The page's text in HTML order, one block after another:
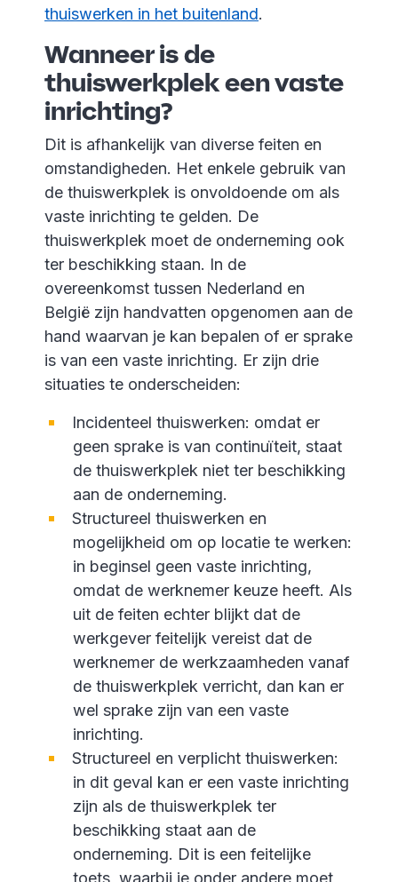
thuiswerken in het buitenland.
Wanneer is de
thuiswerkplek een vaste
inrichting?
Dit is afhankelijk van diverse feiten en
omstandigheden. Het enkele gebruik van
de thuiswerkplek is onvoldoende om als
vaste inrichting te gelden. De
thuiswerkplek moet de onderneming ook
ter beschikking staan. In de
overeenkomst tussen Nederland en
België zijn handvatten opgenomen aan de
hand waarvan je kan bepalen of er sprake
is van een vaste inrichting. Er zijn drie
situaties te onderscheiden:
Incidenteel thuiswerken: omdat er
geen sprake is van continuïteit, staat
de thuiswerkplek niet ter beschikking
aan de onderneming.
Structureel thuiswerken en
mogelijkheid om op locatie te werken:
in beginsel geen vaste inrichting,
omdat de werknemer keuze heeft. Als
uit de feiten echter blijkt dat de
werkgever feitelijk vereist dat de
werknemer de werkzaamheden vanaf
de thuiswerkplek verricht, dan kan er
wel sprake zijn van een vaste
inrichting.
Structureel en verplicht thuiswerken:
in dit geval kan er een vaste inrichting
zijn als de thuiswerkplek ter
beschikking staat aan de
onderneming. Dit is een feitelijke
toets, waarbij je onder andere moet